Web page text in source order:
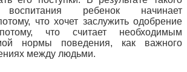
воспитания ребенок начинает
что хочет заслужить одобрение
что считает необходимым
нормы поведения, как важного
между людьми.